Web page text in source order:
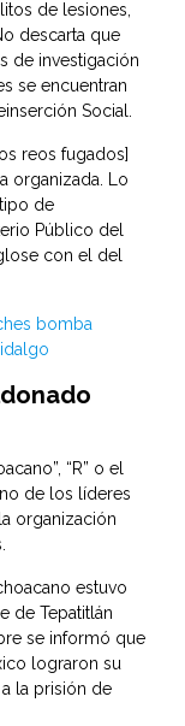
de lesiones,
descarta que
de investigación
se encuentran
Social.
reos fugados]
organizada. Lo
de
Público del
con el del
bomba
“R” o el
de los líderes
organización
estuvo
de Tepatitlán
se informó que
lograron su
la prisión de